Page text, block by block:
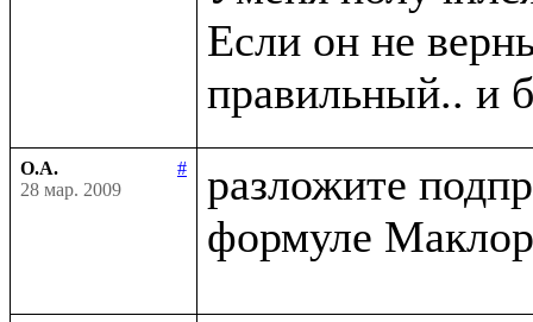
Если он не
О.А.
#
28 мар. 2009
разложите
формуле